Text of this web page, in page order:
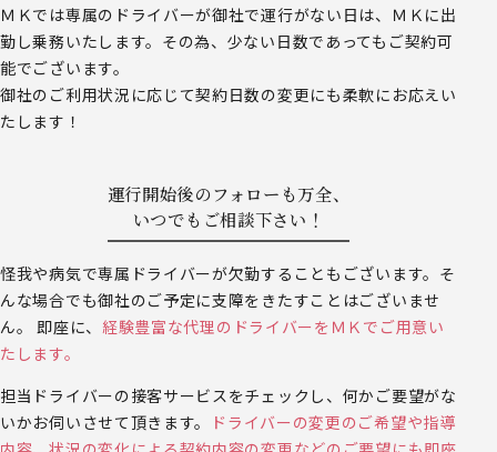
ＭＫでは専属のドライバーが御社で運行がない日は、ＭＫに出
勤し乗務いたします。その為、少ない日数であってもご契約可
能でございます。
御社のご利用状況に応じて契約日数の変更にも柔軟にお応えい
たします！
運行開始後のフォローも万全、
いつでもご相談下さい！
怪我や病気で専属ドライバーが欠勤することもございます。そ
んな場合でも御社のご予定に支障をきたすことはございませ
ん。 即座に、 経験豊富な代理のドライバーをＭＫでご用意い
たします。
担当ドライバーの接客サービスをチェックし、何かご要望がな
いかお伺いさせて頂きます。
ドライバーの変更のご希望や指導